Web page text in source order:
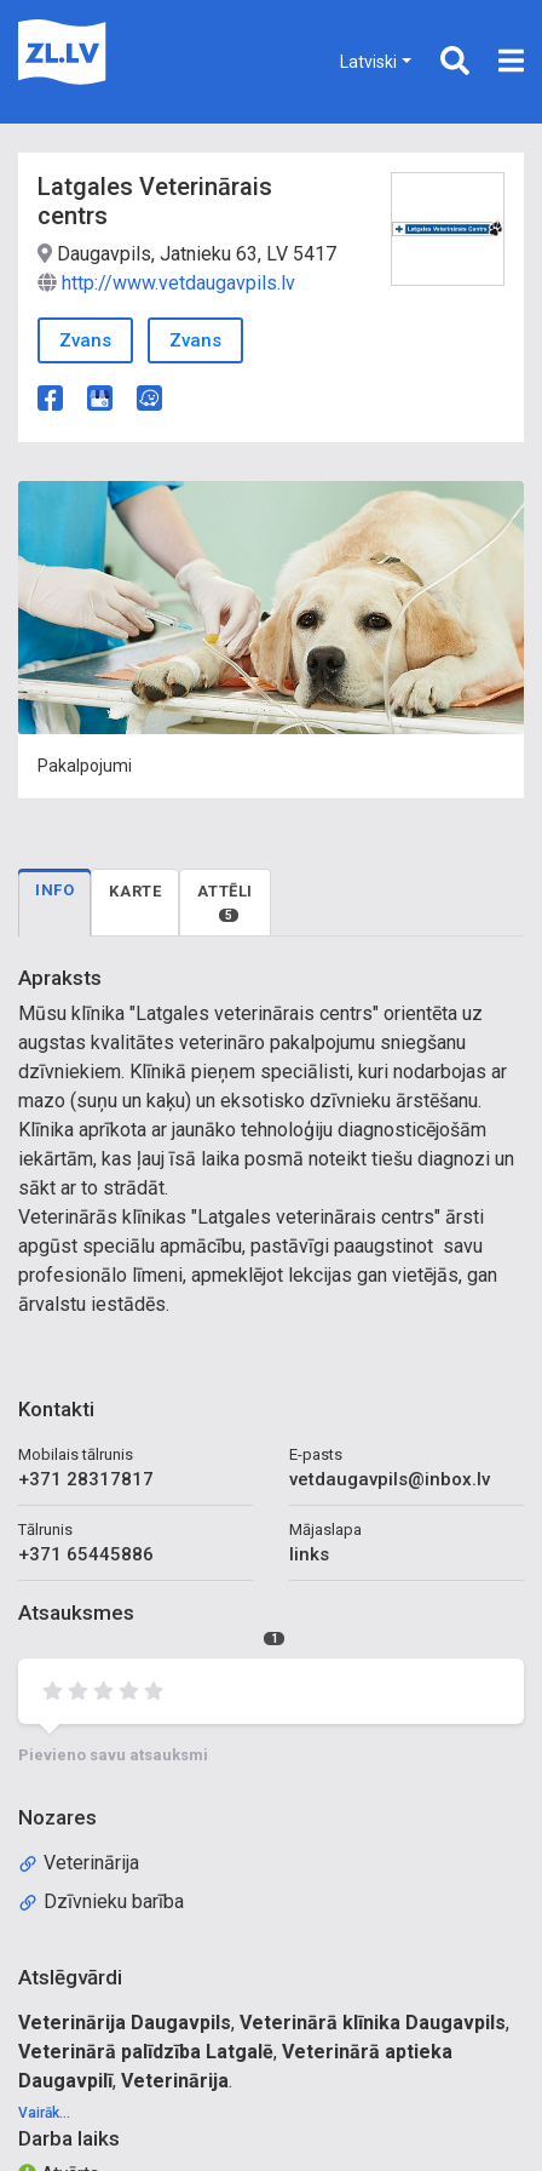
Latviski
Latgales Veterinārais
centrs
Daugavpils, Jatnieku 63, LV 5417
http://www.vetdaugavpils.lv
Zvans Zvans
Pakalpojumi
INFO KARTE ATTĒLI
5
Apraksts
Mūsu klīnika "Latgales veterinārais centrs" orientēta uz
augstas kvalitātes veterināro pakalpojumu sniegšanu
dzīvniekiem. Klīnikā pieņem speciālisti, kuri nodarbojas ar
mazo (suņu un kaķu) un eksotisko dzīvnieku ārstēšanu.
Klīnika aprīkota ar jaunāko tehnoloģiju diagnosticējošām
iekārtām, kas ļauj īsā laika posmā noteikt tiešu diagnozi un
sākt ar to strādāt.
Veterinārās klīnikas "Latgales veterinārais centrs" ārsti
apgūst speciālu apmācību, pastāvīgi paaugstinot savu
profesionālo līmeni, apmeklējot lekcijas gan vietējās, gan
ārvalstu iestādēs.
Kontakti
Mobilais tālrunis
+371 28317817
Tālrunis
+371 65445886
E-pasts
vetdaugavpils@inbox.lv
Mājaslapa
links
Atsauksmes
1
Pievieno savu atsauksmi
Nozares
Veterinārija
Dzīvnieku barība
Atslēgvārdi
Veterinārija Daugavpils, Veterinārā klīnika Daugavpils,
Veterinārā palīdzība Latgalē, Veterinārā aptieka
Daugavpilī, Veterinārija.
Veterinārā klīnika Latgalē. Veterinārā palīdzība. Stacionārs,
aprūpe. Veterinārā klīnika. Rentgens. Veterinārā aptieka.
Vairāk...
Darba laiks